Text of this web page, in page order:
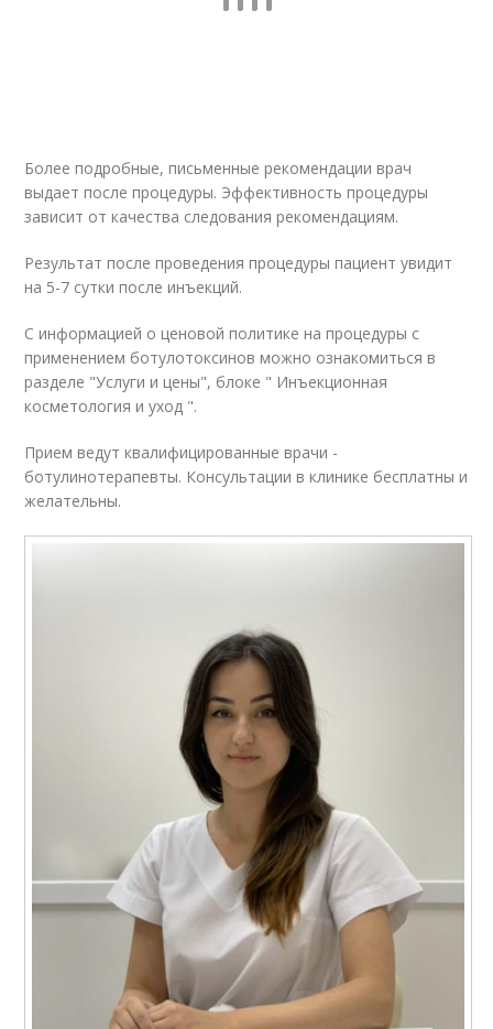
Более подробные, письменные рекомендации врач
выдает после процедуры. Эффективность процедуры
зависит от качества следования рекомендациям.
Результат после проведения процедуры пациент увидит
на 5-7 сутки после инъекций.
С информацией о ценовой политике на процедуры с
применением ботулотоксинов можно ознакомиться в
разделе "Услуги и цены", блоке " Инъекционная
косметология и уход ".
Прием ведут квалифицированные врачи -
ботулинотерапевты. Консультации в клинике бесплатны и
желательны.